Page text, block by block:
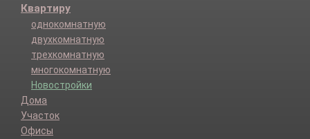
Квартиру
однокомнатную
двухкомнатную
трехкомнатную
многокомнатную
Новостройки
Дома
Участок
Офисы